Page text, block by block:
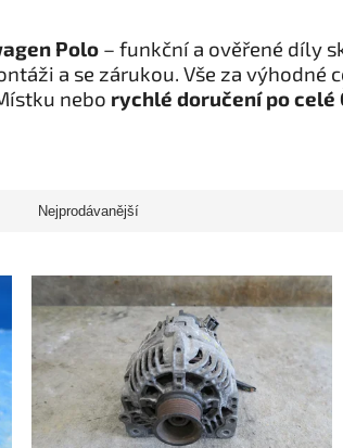
Polo – funkční a ověřené díly
a se zárukou. Vše za výhodné
nebo rychlé doručení po celé
Nejprodávanější